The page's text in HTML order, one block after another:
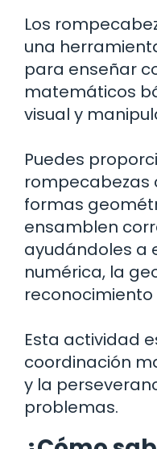
Los
una
para enseñar
matemáticos
visual y
Puedes
rompecabezas
formas
ensamblen
ayudándoles a
numérica, la
Esta actividad
coordinación
y la
problemas.